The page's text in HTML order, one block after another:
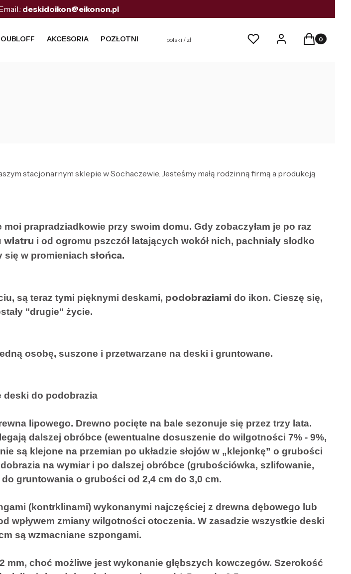
deskidoikon@eikonon.pl
AKCESORIA POZŁOTNICTWO IKONY
polski / zł Ulubione Zaloguj sięProdukty w
Koszyk
stacjonarnym sklepie w Sochaczewie. Jesteśmy małą rodzinną firmą a produkcją
prapradziadkowie przy swoim domu. Gdy zobaczyłam je po raz
wiatru i od ogromu pszczół latających wokół nich, pachniały słodko
się w promieniach słońca.
są teraz tymi pięknymi deskami, podobraziami do ikon. Cieszę się,
"drugie" życie.
osobę, suszone i przetwarzane na deski i gruntowane.
deski do podobrazia
lipowego. Drewno pocięte na bale sezonuje się przez trzy lata.
dalszej obróbce (ewentualne dosuszenie do wilgotności 7% - 9%,
są klejone na przemian po układzie słojów w „klejonkę” o grubości
na wymiar i po dalszej obróbce (grubościówka, szlifowanie,
gruntowania o grubości od 2,4 cm do 3,0 cm.
(kontrklinami) wykonanymi najczęściej z drewna dębowego lub
wpływem zmiany wilgotności otoczenia. W zasadzie wszystkie deski
są wzmacniane szpongami.
choć możliwe jest wykonanie głębszych kowczegów. Szerokość